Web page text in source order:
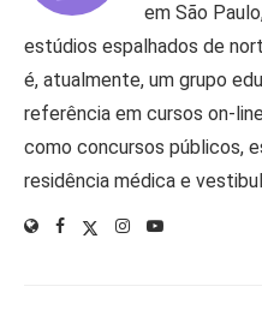
em São
estúdios espalhados de
é, atualmente, um grupo
referência em cursos on-
como concursos públicos,
residência médica e